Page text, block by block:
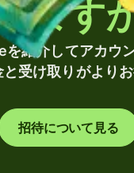
ます
を紹介してアカウ
受け取りがよりお
招待について見る